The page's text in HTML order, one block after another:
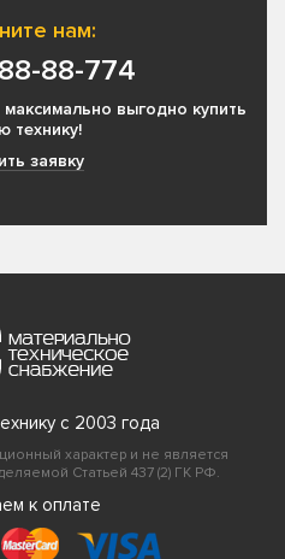
нам:
88-774
выгодно купить
технику!
заявку
с 2003 года
характер и не является
Статьей 437 (2) ГК РФ.
к оплате